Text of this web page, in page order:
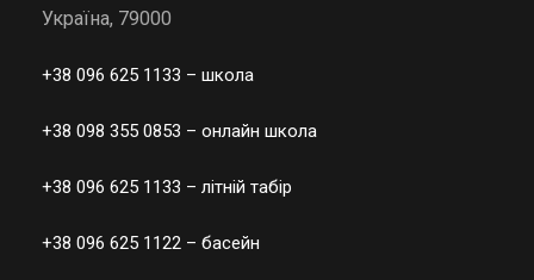
Україна, 79000
+38 096 625 1133 – школа
+38 098 355 0853 – онлайн школа
+38 096 625 1133 – літній табір
+38 096 625 1122 – басейн